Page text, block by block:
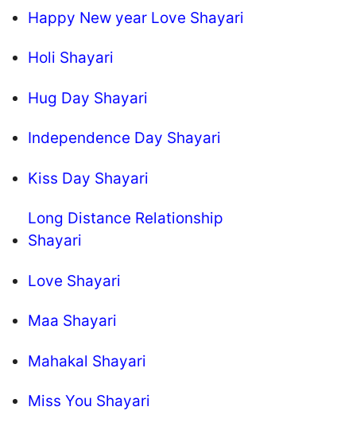
Happy New year Love Shayari
Holi Shayari
Hug Day Shayari
Independence Day Shayari
Kiss Day Shayari
Long Distance Relationship
Shayari
Love Shayari
Maa Shayari
Mahakal Shayari
Miss You Shayari